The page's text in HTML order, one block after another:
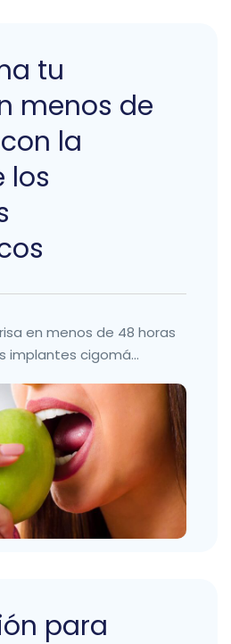
tu
menos de
la
los
en menos de 48 horas
implantes cigomá...
para